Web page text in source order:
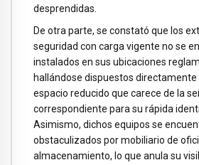
desprendidas.
De otra parte, se constató que los
seguridad con carga vigente no se
instalados en sus ubicaciones
hallándose dispuestos directamente
espacio reducido que carece de la
correspondiente para su rápida
Asimismo, dichos equipos se
obstaculizados por mobiliario de
almacenamiento, lo que anula su